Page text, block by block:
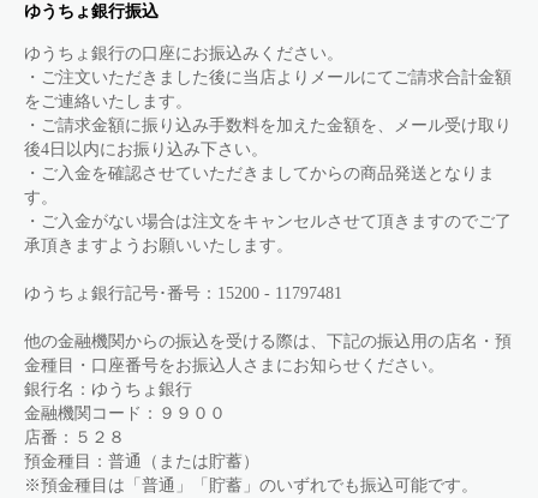
ゆうちょ銀行振込
ゆうちょ銀行の口座にお振込みください。
・ご注文いただきました後に当店よりメールにてご請求合計金額
をご連絡いたします。
・ご請求金額に振り込み手数料を加えた金額を、メール受け取り
後4日以内にお振り込み下さい。
・ご入金を確認させていただきましてからの商品発送となりま
す。
・ご入金がない場合は注文をキャンセルさせて頂きますのでご了
承頂きますようお願いいたします。
ゆうちょ銀行記号･番号：15200 - 11797481
他の金融機関からの振込を受ける際は、下記の振込用の店名・預
金種目・口座番号をお振込人さまにお知らせください。
銀行名：ゆうちょ銀行
金融機関コード：９９００
店番：５２８
預金種目：普通（または貯蓄）
※預金種目は「普通」「貯蓄」のいずれでも振込可能です。